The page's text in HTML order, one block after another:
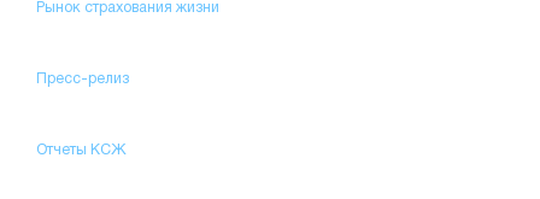
Рынок страхования жизни
Пресс-релиз
Отчеты КСЖ